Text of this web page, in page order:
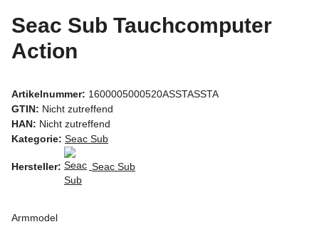
Seac Sub Tauchcomputer
Action
Artikelnummer: 1600005000520ASSTASSTA
GTIN: Nicht zutreffend
HAN: Nicht zutreffend
Kategorie: Seac Sub
Hersteller: Seac Sub
Armmodel